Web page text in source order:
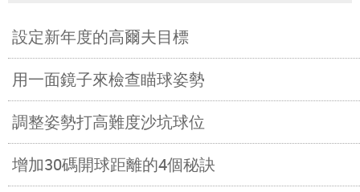
設定新年度的高爾夫目標
用一面鏡子來檢查瞄球姿勢
調整姿勢打高難度沙坑球位
增加30碼開球距離的4個秘訣